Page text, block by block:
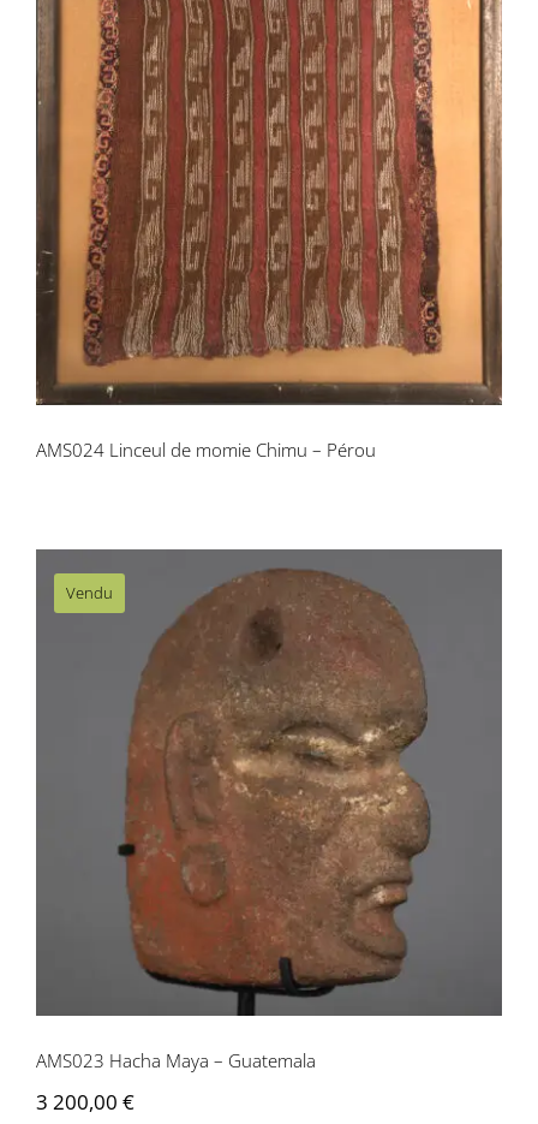
AMS024 Linceul de momie Chimu –
Pérou
AMS024 Linceul de momie Chimu – Pérou
Vendu
AMS023 Hacha Maya – Guatemala
AMS023 Hacha Maya – Guatemala
3 200,00 €